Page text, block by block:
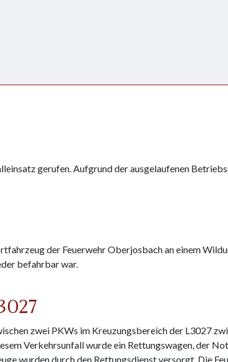
gerufen. Aufgrund der ausgelaufenen
der Feuerwehr Oberjosbach an einem
befahrbar war.
zwei PKWs im Kreuzungsbereich der L3027
Verkehrsunfall wurde ein Rettungswagen, der
wurden durch den Rettungsdienst versorgt. Die